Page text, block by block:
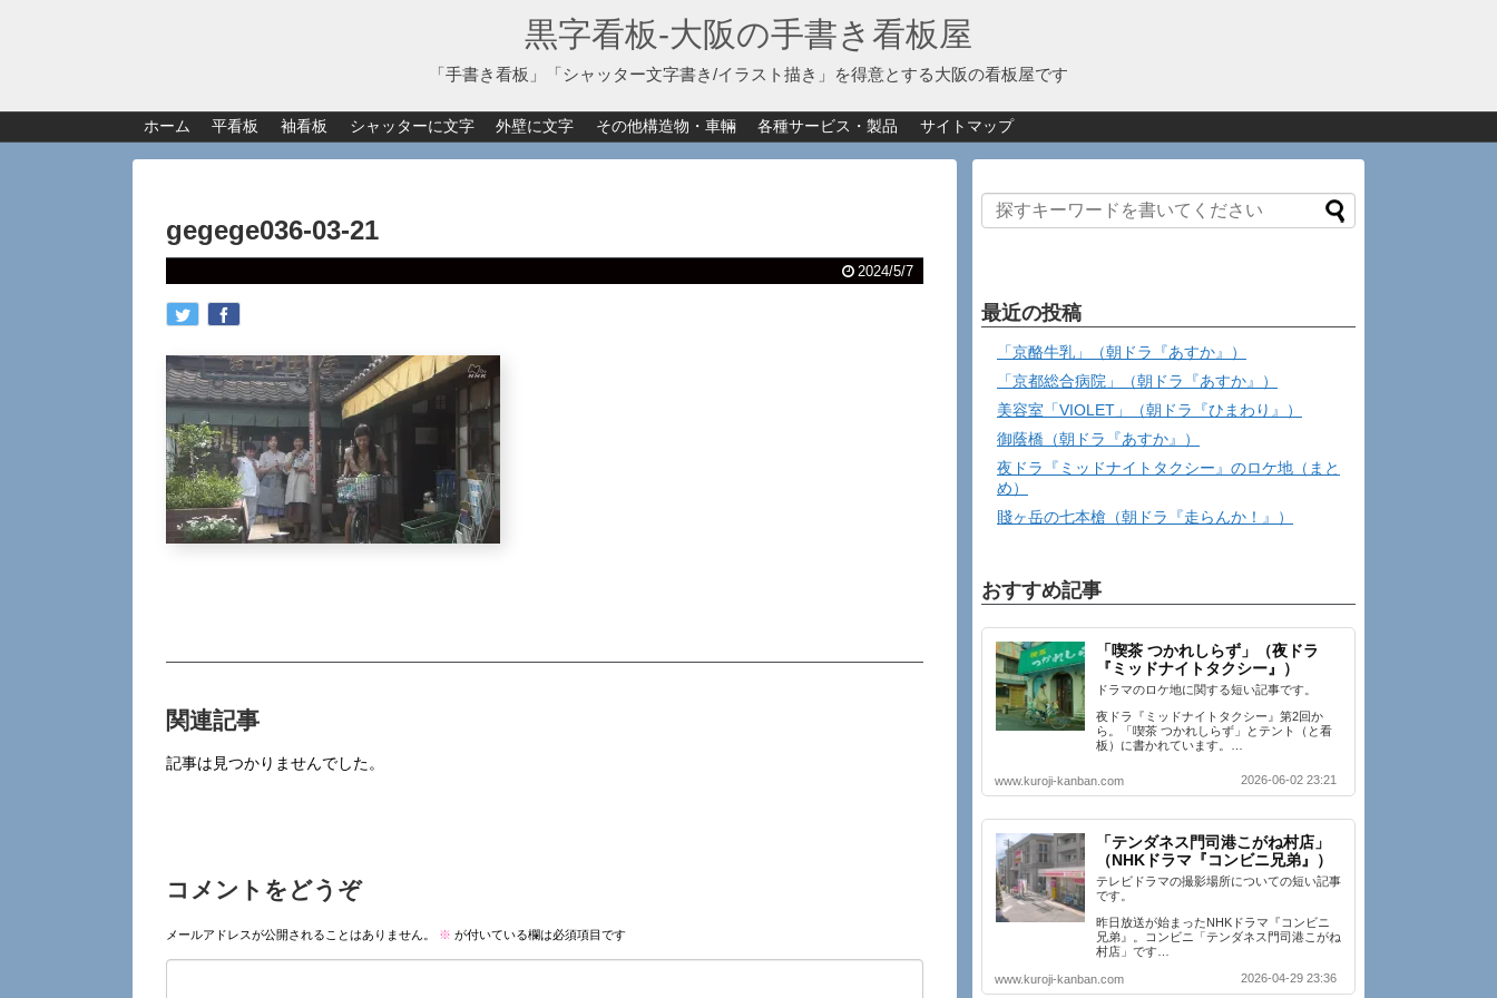
黒字看板‐大阪の手書き看板屋
「手書き看板」「シャッター文字書き/イラスト描き」を得意とする大阪の看板屋です
ホーム 平看板 袖看板 シャッターに文字 外壁に文字 その他構造物・車輛 各種サービス・製品 サイトマップ
gegege036-03-21
2024/5/7
関連記事
記事は見つかりませんでした。
コメントをどうぞ
メールアドレスが公開されることはありません。 ※ が付いている欄は必須項目です
最近の投稿
「京酪牛乳」（朝ドラ『あすか』）
「京都総合病院」（朝ドラ『あすか』）
美容室「VIOLET」（朝ドラ『ひまわり』）
御蔭橋（朝ドラ『あすか』）
夜ドラ『ミッドナイトタクシー』のロケ地（まと
め）
賤ヶ岳の七本槍（朝ドラ『走らんか！』）
おすすめ記事
「喫茶 つかれしらず」（夜ドラ
『ミッドナイトタクシー』）
ドラマのロケ地に関する短い記事です。
夜ドラ『ミッドナイトタクシー』第2回か
ら。「喫茶 つかれしらず」とテント（と看
板）に書かれています。…
www.kuroji-kanban.com 2026-06-02 23:21
「テンダネス門司港こがね村店」
（NHKドラマ『コンビニ兄弟』）
テレビドラマの撮影場所についての短い記事
です。
昨日放送が始まったNHKドラマ『コンビニ
兄弟』。コンビニ「テンダネス門司港こがね
村店」です…
www.kuroji-kanban.com 2026-04-29 23:36